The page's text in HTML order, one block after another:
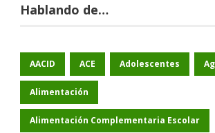
Hablando de…
AACID ACE Adolescentes
Alimentación
Alimentación Complementaria Escolar